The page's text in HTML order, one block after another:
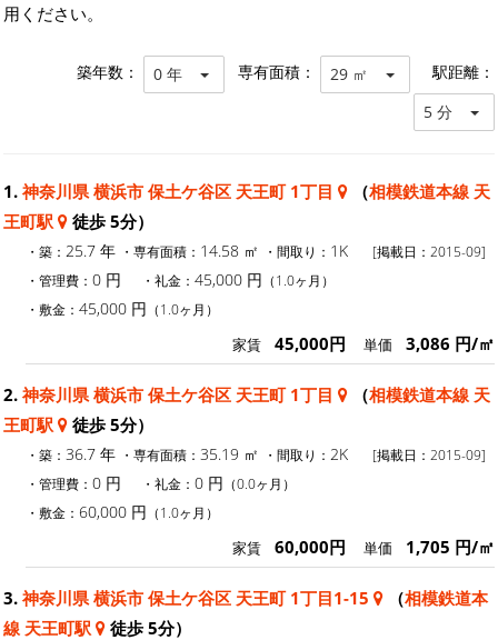
用ください。
築年数： 0 年 専有面積： 29 ㎡ 駅距離：
5 分
1. 神奈川県 横浜市 保土ケ谷区 天王町 1丁目 （相模鉄道本線 天
王町駅
徒歩 5分）
・築： 25.7 年 ・専有面積： 14.58 ㎡ ・間取り： 1K
[掲載日：2015-09]
・管理費： 0 円 ・礼金： 45,000 円 （1.0ヶ月）
・敷金： 45,000 円 （1.0ヶ月）
家賃 45,000円 単価 3,086 円/㎡
2. 神奈川県 横浜市 保土ケ谷区 天王町 1丁目 （相模鉄道本線 天
王町駅
徒歩 5分）
・築： 36.7 年 ・専有面積： 35.19 ㎡ ・間取り： 2K
[掲載日：2015-09]
・管理費： 0 円 ・礼金： 0 円 （0.0ヶ月）
・敷金： 60,000 円 （1.0ヶ月）
家賃 60,000円 単価 1,705 円/㎡
3. 神奈川県 横浜市 保土ケ谷区 天王町 1丁目1-15 （相模鉄道本
線 天王町駅
徒歩 5分）